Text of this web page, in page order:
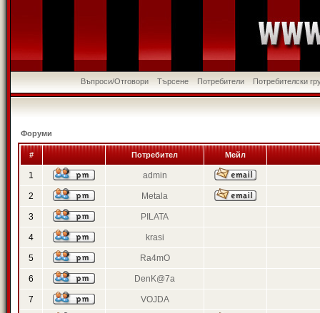
Въпроси/Отговори Търсене Потребители Потребителски
Форуми
# Потребител Мейл
1 admin
2 Metala
3 PILATA
4 krasi
5 Ra4mO
6 DenK@7a
7 VOJDA